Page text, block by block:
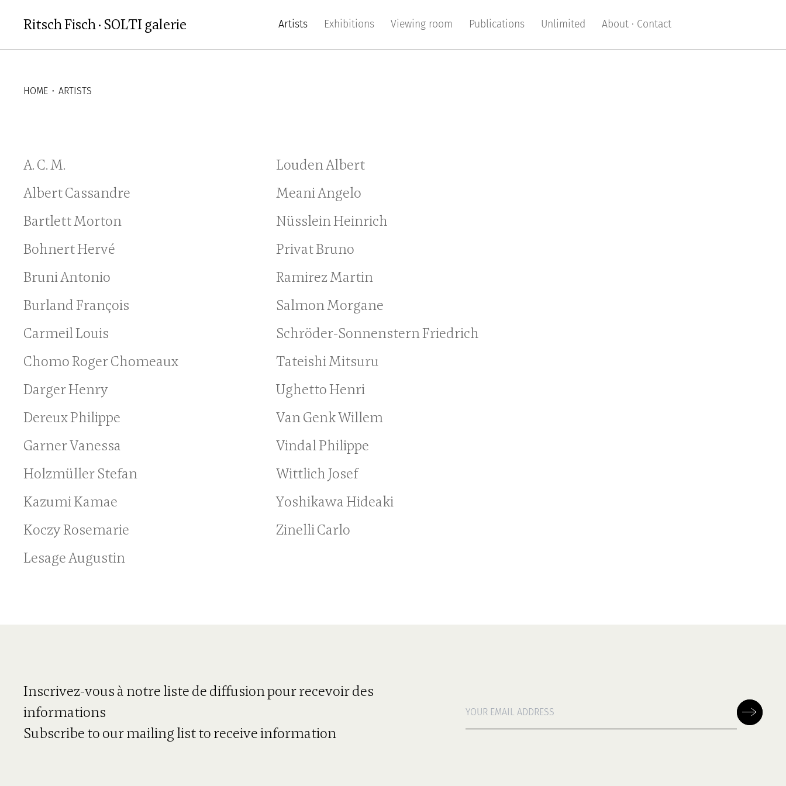
Ritsch Fisch · SOLTI galerie Artists Exhibitions Viewing room Publications Unlimited About · Contact
HOME ⬝ ARTISTS
A. C. M.
Albert Cassandre
Bartlett Morton
Bohnert Hervé
Bruni Antonio
Burland François
Carmeil Louis
Chomo Roger Chomeaux
Darger Henry
Dereux Philippe
Garner Vanessa
Holzmüller Stefan
Kazumi Kamae
Koczy Rosemarie
Lesage Augustin
Louden Albert
Meani Angelo
Nüsslein Heinrich
Privat Bruno
Ramirez Martin
Salmon Morgane
Schröder-Sonnenstern Friedrich
Tateishi Mitsuru
Ughetto Henri
Van Genk Willem
Vindal Philippe
Wittlich Josef
Yoshikawa Hideaki
Zinelli Carlo
Inscrivez-vous à notre liste de diffusion pour recevoir des
informations
Subscribe to our mailing list to receive information